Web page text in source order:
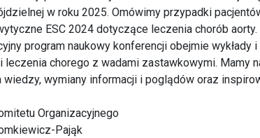
w roku 2025. Omówimy przypadki
ESC 2024 dotyczące leczenia chorób
program naukowy konferencji obejmie
leczenia chorego z wadami zastawkowymi. Mamy
wymiany informacji i poglądów oraz
Organizacyjnego
Pająk